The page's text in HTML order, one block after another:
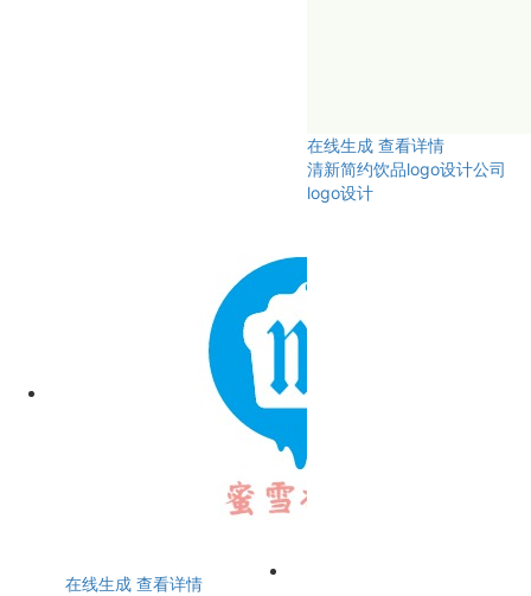
在线生成 查看详情
清新简约饮品logo设计公司
logo设计
在线生成 查看详情